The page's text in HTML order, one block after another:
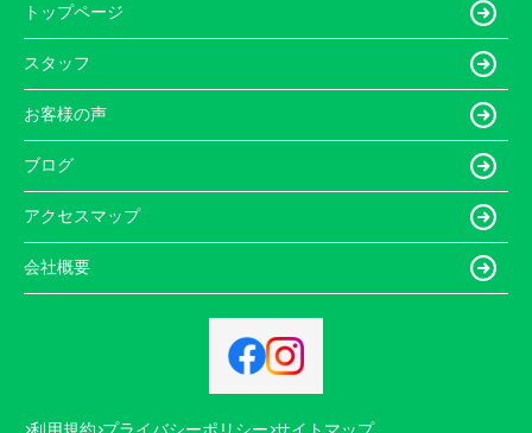
トップページ
スタッフ
お客様の声
ブログ
アクセスマップ
会社概要
利用規約 プライバシーポリシー サイトマップ